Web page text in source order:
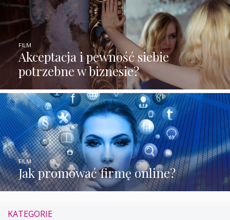
Akceptacja i pewność siebie
potrzebne w biznesie?
FILM
Jak promować firmę online?
FILM
KATEGORIE